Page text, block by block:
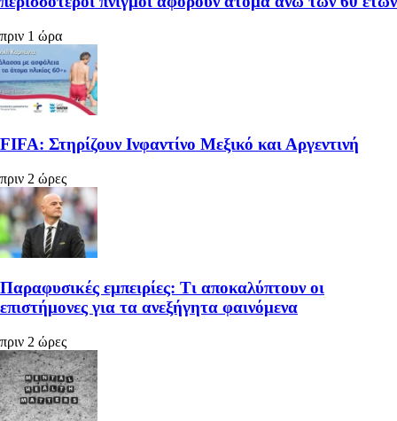
πριν 1 ώρα
FIFA: Στηρίζουν Ινφαντίνο Μεξικό και Αργεντινή
πριν 2 ώρες
Παραφυσικές εμπειρίες: Τι αποκαλύπτουν οι
επιστήμονες για τα ανεξήγητα φαινόμενα
πριν 2 ώρες